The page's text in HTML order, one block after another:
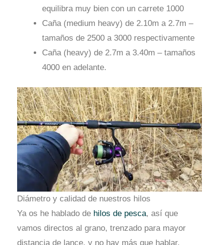
equilibra muy bien con un carrete 1000
Caña (medium heavy) de 2.10m a 2.7m –
tamaños de 2500 a 3000 respectivamente
Caña (heavy) de 2.7m a 3.40m – tamaños
4000 en adelante.
Diámetro y calidad de nuestros hilos
Ya os he hablado de hilos de pesca, así que
vamos directos al grano, trenzado para mayor
distancia de lance, y no hay más que hablar.